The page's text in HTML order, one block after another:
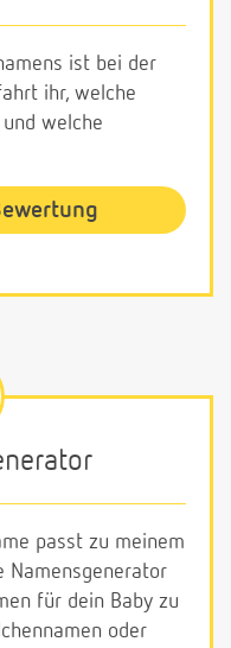
ist bei der
ihr, welche
welche
passt zu meinem
Namensgenerator
für dein Baby zu
oder